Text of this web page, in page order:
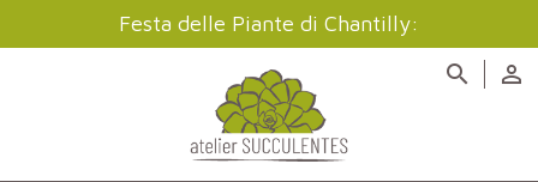
Festa delle Piante di Chantilly:

